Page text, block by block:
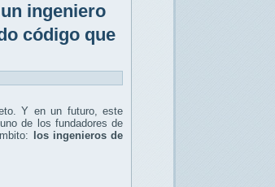
ingeniero
código que
Y en un futuro, este
de los fundadores de
los ingenieros de